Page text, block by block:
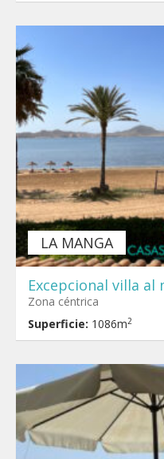
LA MANGA
Excepcional villa al
Zona céntrica
Superficie: 1086m2